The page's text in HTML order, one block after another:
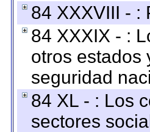
84 XXXVIII - :
84 XXXIX - :
otros estados
seguridad
84 XL - : Los
sectores